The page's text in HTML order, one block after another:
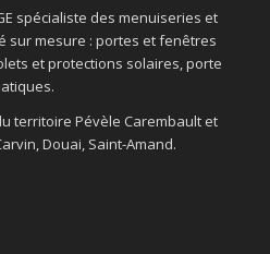
spécialiste des menuiseries et
sur mesure : portes et fenêtres
et protections solaires, porte
territoire Pévèle Carembault et
Douai, Saint-Amand.